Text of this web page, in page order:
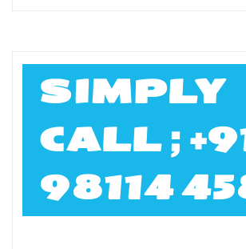
SIMPLY
CALL ;
98114